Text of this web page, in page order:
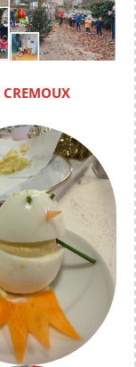
CREMOUX